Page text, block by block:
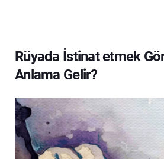
Rüyada İstinat etmek
Anlama Gelir?